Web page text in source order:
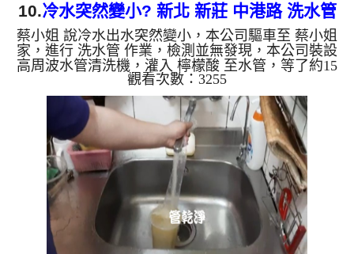
10.冷水突然變小? 新北 新莊 中港路 洗水管
蔡小姐 說冷水出水突然變小，本公司驅車至 蔡小姐
家，進行 洗水管 作業，檢測並無發現，本公司裝設
高周波水管清洗機，灌入 檸檬酸 至水管，等了約15
分，開啟 水管清洗機 ，啟動 螺旋波 模式，剛洗就噴
出髒水，沒多久，顏色越洗越深，兩個多小時後，出
水乾淨出水量恢復了。 如是自來水，如水管老化，
會產生鐵鏽跟泥沙堆積，洗出來的水就會是咖啡色，
地下水含有氧化錳，管壁上會結成黑色管垢，洗出來
的水會跟石油一樣黑，有些洗出綠色的水，是因為裡
面有銅的物質，生鏽產生銅綠，如是藍色的水，是因
為水龍頭合金的養...
觀看次數：3255